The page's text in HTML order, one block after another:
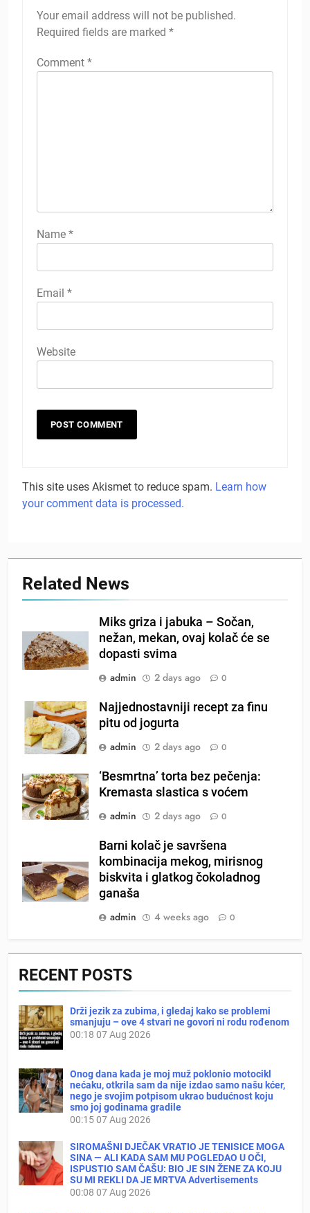
Your email address will not be published.
Required fields are marked *
Comment *
Name *
Email *
Website
This site uses Akismet to reduce spam. Learn how
your comment data is processed.
Related News
Miks griza i jabuka – Sočan,
nežan, mekan, ovaj kolač će se
dopasti svima
admin
2 days ago 0
Najjednostavniji recept za finu
pitu od jogurta
admin
2 days ago 0
‘Besmrtna’ torta bez pečenja:
Kremasta slastica s voćem
admin
2 days ago 0
Barni kolač je savršena
kombinacija mekog, mirisnog
biskvita i glatkog čokoladnog
ganaša
admin
4 weeks ago 0
RECENT POSTS
Drži jezik za zubima, i gledaj kako se problemi
smanjuju – ove 4 stvari ne govori ni rodu rođenom
00:18 07 Aug 2026
Onog dana kada je moj muž poklonio motocikl
nećaku, otkrila sam da nije izdao samo našu kćer,
nego je svojim potpisom ukrao budućnost koju
smo joj godinama gradile
00:1507 Aug 2026
SIROMAŠNI DJEČAK VRATIO JE TENISICE MOGA
SINA — ALI KADA SAM MU POGLEDAO U OČI,
ISPUSTIO SAM ČAŠU: BIO JE SIN ŽENE ZA KOJU
SU MI REKLI DA JE MRTVA Advertisements
00:08 07 Aug 2026